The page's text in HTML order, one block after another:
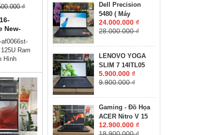
RTX 3070 Ti 8GB
GDDR6 MÀN HÌNH
: 16.0'' Inch
Dell Precision
5480 ( Máy
LikeNew-CHUYÊN
ĐỒ HỌA GIÁ RẺ
512GB RTX A1000
6GB MÀN HÌNH :
14″ FHD IPS 60Hz
24.000.000 ₫
28.000.000 ₫
LENOVO YOGA
SLIM 7 14ITL05
RAM 8GB SSD
512GB MÀN HÌNH :
5.900.000 ₫
9.900.000 ₫
Gaming - Đồ Họa
ACER Nitro V 15
ANV15-41-R2UP
12.900.000 ₫
₫
New-
Ssd
Ram
Hình
Góp
Góp
Công
Thân)💻
cao cấp - ,
phòng -
Sẵn sàng